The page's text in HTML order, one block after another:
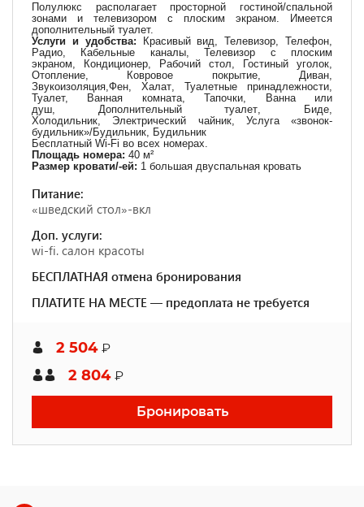
Полулюкс располагает просторной гостиной/спальной
зонами и телевизором с плоским экраном. Имеется
дополнительный туалет.
Услуги и удобства:
Красивый вид, Телевизор, Телефон,
Радио, Кабельные каналы,Телевизор с плоским
экраном, Кондиционер, Рабочий стол, Гостиный уголок,
Отопление, Ковровое покрытие, Диван,
Звукоизоляция,Фен, Халат, Туалетные принадлежности,
Туалет, Ванная комната,Тапочки, Ванна или
душ, Дополнительный туалет, Биде,
Холодильник, Электрический чайник, Услуга «звонок-
будильник»/Будильник, Будильник
Бесплатный Wi-Fi во всех номерах.
Площадь номера: 40 м²
Размер кровати/-ей: 1 большая двуспальная кровать
Питание:
«шведский стол»-вкл
Доп. услуги:
wi-fi. салон красоты
БЕСПЛАТНАЯ отмена бронирования
ПЛАТИТЕ НА МЕСТЕ — предоплата не требуется
2 504 ₽
2 804 ₽
Бронировать